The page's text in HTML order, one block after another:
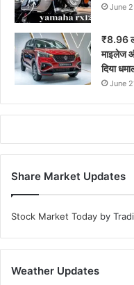
June
₹8.96
माइलेज
दिया
June
Share Market Updates
Stock Market Today by
Weather Updates